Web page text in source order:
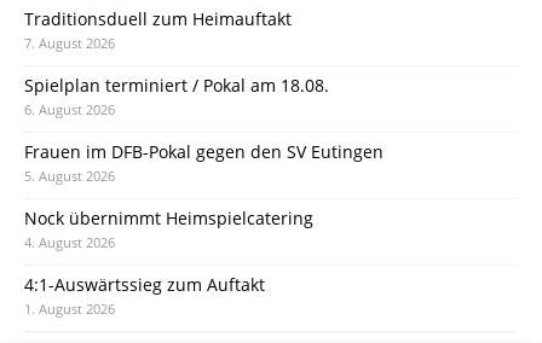
Traditionsduell zum Heimauftakt
7. August 2026
Spielplan terminiert / Pokal am 18.08.
6. August 2026
Frauen im DFB-Pokal gegen den SV Eutingen
5. August 2026
Nock übernimmt Heimspielcatering
4. August 2026
4:1-Auswärtssieg zum Auftakt
1. August 2026